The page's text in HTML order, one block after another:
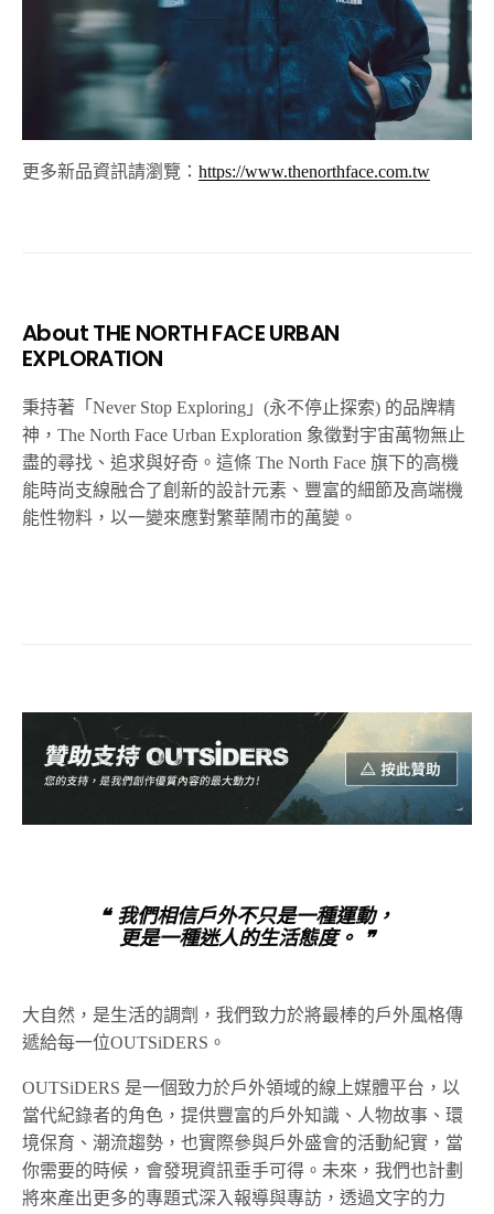
更多新品資訊請瀏覽： https://www.thenorthface.com.tw
About THE NORTH FACE URBAN
EXPLORATION
秉持著「Never Stop Exploring」(永不停止探索) 的品牌精
神，The North Face Urban Exploration 象徵對宇宙萬物無止
盡的尋找、追求與好奇。這條 The North Face 旗下的高機
能時尚支線融合了創新的設計元素、豐富的細節及高端機
能性物料，以一變來應對繁華鬧市的萬變。
❝ 我們相信戶外不只是一種運動，
更是一種迷人的生活態度。 ❞
大自然，是生活的調劑，我們致力於將最棒的戶外風格傳
遞給每一位OUTSiDERS。
OUTSiDERS 是一個致力於戶外領域的線上媒體平台，以
當代紀錄者的角色，提供豐富的戶外知識、人物故事、環
境保育、潮流趨勢，也實際參與戶外盛會的活動紀實，當
你需要的時候，會發現資訊垂手可得。未來，我們也計劃
將來產出更多的專題式深入報導與專訪，透過文字的力